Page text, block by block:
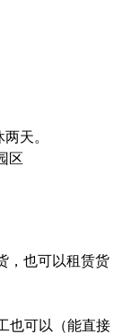
天。
区
，也可以租赁货
也可以（能直接